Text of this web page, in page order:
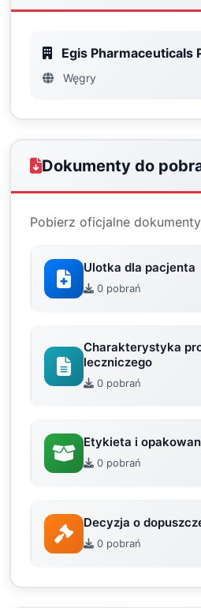
Egis Pharmaceuticals
Węgry
Dokumenty do
Pobierz oficjalne
Ulotka dla pacjenta
0 pobrań
Charakterystyka
leczniczego
0 pobrań
Etykieta i
0 pobrań
Decyzja o
0 pobrań